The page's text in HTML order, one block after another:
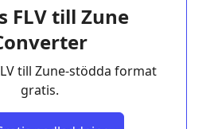
FLV till Zune
till Zune-stödda format
gratis.